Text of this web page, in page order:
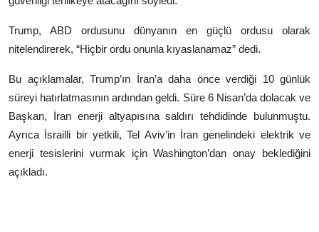
Trump, ABD ordusunu dünyanın en güçlü ordusu olarak
nitelendirerek, “Hiçbir ordu onunla kıyaslanamaz” dedi.
Bu açıklamalar, Trump’ın İran’a daha önce verdiği 10 günlük
süreyi hatırlatmasının ardından geldi. Süre 6 Nisan’da dolacak ve
Başkan, İran enerji altyapısına saldırı tehdidinde bulunmuştu.
Ayrıca İsrailli bir yetkili, Tel Aviv’in İran genelindeki elektrik ve
enerji tesislerini vurmak için Washington’dan onay beklediğini
açıkladı.